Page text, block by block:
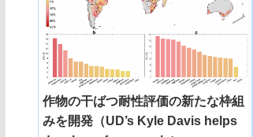
作物の干ばつ耐性評価の新たな枠組
みを開発（UD’s Kyle Davis helps